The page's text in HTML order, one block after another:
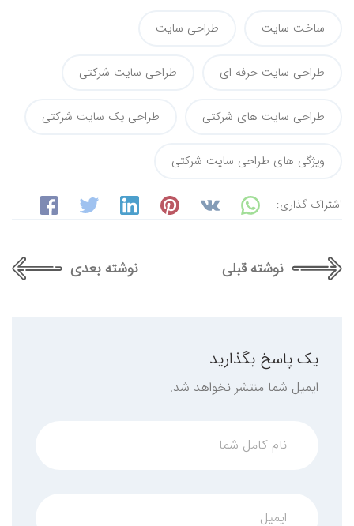
ساخت سایت طراحی سایت
طراحی سایت حرفه ای طراحی سایت شرکتی
طراحی سایت های شرکتی طراحی یک سایت شرکتی
ویژگی های طراحی سایت شرکتی
اشتراک گذاری:
نوشته قبلی نوشته بعدی
یک پاسخ بگذارید
ایمیل شما منتشر نخواهد شد.